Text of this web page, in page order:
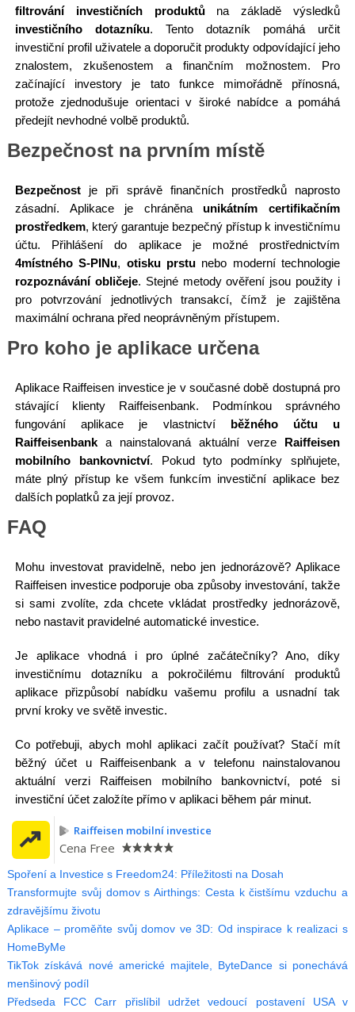
filtrování investičních produktůna základě výsledků
investičního dotazníku. Tento dotazník pomáhá určit
investiční profil uživatele a doporučit produkty odpovídající jeho
znalostem, zkušenostem a finančním možnostem. Pro
začínající investory je tato funkce mimořádně přínosná,
protože zjednodušuje orientaci v široké nabídce a pomáhá
předejít nevhodné volbě produktů.
Bezpečnost na prvním místě
Bezpečnostje při správě finančních prostředků naprosto
zásadní. Aplikace je chráněna unikátním certifikačním
prostředkem, který garantuje bezpečný přístup k investičnímu
účtu. Přihlášení do aplikace je možné prostřednictvím
4místného S-PINu, otisku prstu nebo moderní technologie
rozpoznávání obličeje. Stejné metody ověření jsou použity i
pro potvrzování jednotlivých transakcí, čímž je zajištěna
maximální ochrana před neoprávněným přístupem.
Pro koho je aplikace určena
Aplikace Raiffeisen investice je v současné době dostupná pro
stávající klienty Raiffeisenbank. Podmínkou správného
fungování aplikace je vlastnictví běžného účtu u
Raiffeisenbanka nainstalovaná aktuální verze Raiffeisen
mobilního bankovnictví. Pokud tyto podmínky splňujete,
máte plný přístup ke všem funkcím investiční aplikace bez
dalších poplatků za její provoz.
FAQ
Mohu investovat pravidelně, nebo jen jednorázově? Aplikace
Raiffeisen investice podporuje oba způsoby investování, takže
si sami zvolíte, zda chcete vkládat prostředky jednorázově,
nebo nastavit pravidelné automatické investice.
Je aplikace vhodná i pro úplné začátečníky? Ano, díky
investičnímu dotazníku a pokročilému filtrování produktů
aplikace přizpůsobí nabídku vašemu profilu a usnadní tak
první kroky ve světě investic.
Co potřebuji, abych mohl aplikaci začít používat? Stačí mít
běžný účet u Raiffeisenbank a v telefonu nainstalovanou
aktuální verzi Raiffeisen mobilního bankovnictví, poté si
investiční účet založíte přímo v aplikaci během pár minut.
Raiffeisen mobilní investice
Cena Free
Spoření a Investice s Freedom24: Příležitosti na Dosah
Transformujte svůj domov s Airthings: Cesta k čistšímu vzduchu a
zdravějšímu životu
Aplikace – proměňte svůj domov ve 3D: Od inspirace k realizaci s
HomeByMe
TikTok získává nové americké majitele, ByteDance si ponechává
menšinový podíl
Předseda FCC Carr přislíbil udržet vedoucí postavení USA v